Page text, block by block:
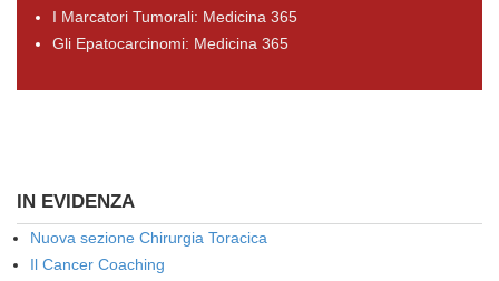
I Marcatori Tumorali: Medicina 365
Gli Epatocarcinomi: Medicina 365
IN EVIDENZA
Nuova sezione Chirurgia Toracica
Il Cancer Coaching